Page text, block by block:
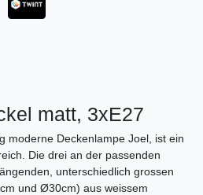
matt, 3xE27
moderne Deckenlampe Joel, ist ein
Die drei an der passenden
unterschiedlich grossen
und Ø30cm) aus weissem